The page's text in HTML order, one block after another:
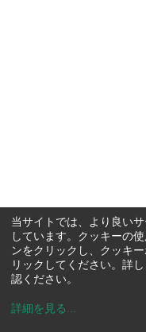
当サイトでは、より良い
しています。クッキーの
ンをクリックし、クッキ
リックしてください。詳
認ください。
詳細を見る ...